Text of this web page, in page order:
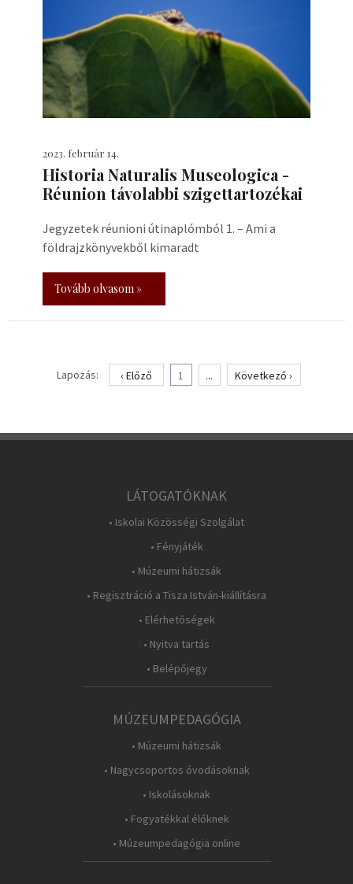
2023. február 14.
Historia Naturalis Museologica -
Réunion távolabbi szigettartozékai
Jegyzetek réunioni útinaplómból 1. – Ami a
földrajzkönyvekből kimaradt
Tovább olvasom »
Lapozás: ‹ Előző 1 ... Következő ›
LÁTOGATÓKNAK
• Iskolai Közösségi Szolgálat
• Fényjáték
• Múzeumi hátizsák
• Regisztráció a Tisza István-kiállításra
• Elérhetőségek
• Nyitva tartás
• Belépőjegy
MÚZEUMPEDAGÓGIA
• Múzeumi hátizsák
• Nagycsoportos óvodásoknak
• Iskolásoknak
• Fogyatékkal élőknek
• Múzeumpedagógia online